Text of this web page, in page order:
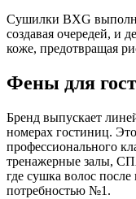
Сушилки BXG
создавая очередей, и
коже, предотвращая
Фены для
Бренд выпускает
номерах гостиниц.
профессионального
тренажерные залы,
где сушка волос
потребностью №1.